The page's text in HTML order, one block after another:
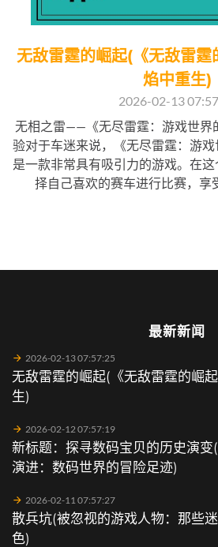
无敌雷霆的崛起(《无敌雷霆
焰中重生)
2026-02-13
无相之雷——《无尽雷霆：游戏世界
验对于车迷来说，《无尽雷霆：游
是一款非常具有吸引力的游戏。在
择自己喜欢的赛车进行比赛，享
最新新闻
2026-02-13 07:57:25
无敌雷霆的崛起(《无敌雷霆的崛
生)
2026-02-12 07:57:19
新标题：探寻数码宝贝的历史演变
演进：数码世界的冒险足迹)
2026-02-11 07:57:27
散兵坑(被忽视的游戏人物：那些
色)